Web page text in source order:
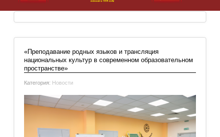
«Преподавание родных языков и трансляция
национальных культур в современном образовательном
пространстве»
Категория: Новости